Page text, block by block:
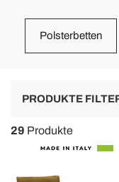
Polsterbetten
PRODUKTE
29 Produkte